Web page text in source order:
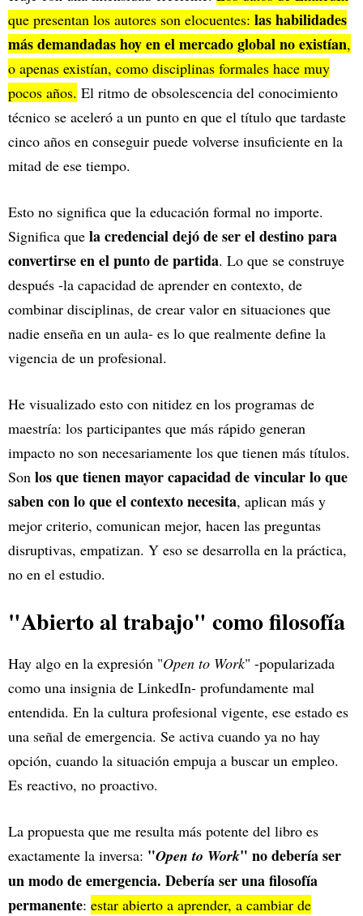
que presentan los autores son elocuentes: las habilidades
más demandadas hoy en el mercado global no existían,
o apenas existían, como disciplinas formales hace muy
pocos años. El ritmo de obsolescencia del conocimiento
técnico se aceleró a un punto en que el título que tardaste
cinco años en conseguir puede volverse insuficiente en la
mitad de ese tiempo.
Esto no significa que la educación formal no importe.
Significa que la credencial dejó de ser el destino para
convertirse en el punto de partida. Lo que se construye
después -la capacidad de aprender en contexto, de
combinar disciplinas, de crear valor en situaciones que
nadie enseña en un aula- es lo que realmente define la
vigencia de un profesional.
He visualizado esto con nitidez en los programas de
maestría: los participantes que más rápido generan
impacto no son necesariamente los que tienen más títulos.
Son los que tienen mayor capacidad de vincular lo que
saben con lo que el contexto necesita, aplican más y
mejor criterio, comunican mejor, hacen las preguntas
disruptivas, empatizan. Y eso se desarrolla en la práctica,
no en el estudio.
"Abierto al trabajo" como filosofía
Hay algo en la expresión "Open to Work" -popularizada
como una insignia de LinkedIn- profundamente mal
entendida. En la cultura profesional vigente, ese estado es
una señal de emergencia. Se activa cuando ya no hay
opción, cuando la situación empuja a buscar un empleo.
Es reactivo, no proactivo.
La propuesta que me resulta más potente del libro es
exactamente la inversa: "Open to Work" no debería ser
un modo de emergencia. Debería ser una filosofía
permanente: estar abierto a aprender, a cambiar de